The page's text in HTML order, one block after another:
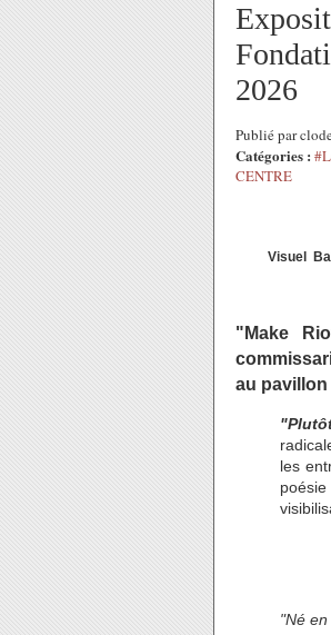
2026
Publié par
Catégories :
CENTRE
Visuel
"Make
au
les
"Né